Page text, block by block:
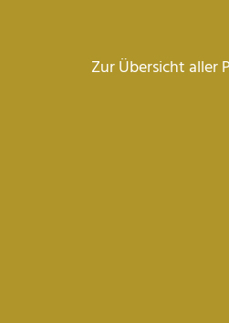
Zur Übersicht aller